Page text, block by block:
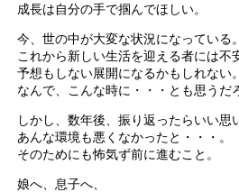
成長は自分の手で掴んでほしい。
今、世の中が大変な状況になっている。
これから新しい生活を迎える者には不
予想もしない展開になるかもしれない。
なんで、こんな時に・・・とも思うだ
しかし、数年後、振り返ったらいい思
あんな環境も悪くなかったと・・・。
そのためにも怖気ず前に進むこと。
娘へ、息子へ、